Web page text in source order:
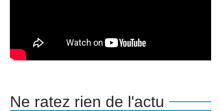
Ne ratez rien de l'actu